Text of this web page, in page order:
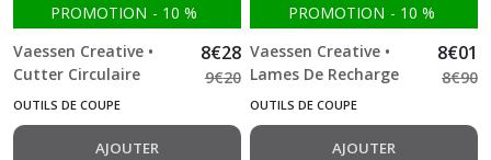
PROMOTION - 10 %
Vaessen Creative •
Cutter Circulaire
Ø32cm 3 Lames de
Rechange incluses
8€28
9€20
OUTILS DE COUPE
AJOUTER
PROMOTION - 10 %
Vaessen Creative •
Lames De Recharge
Pour cutter circulaire 6
Pièces
8€01
8€90
OUTILS DE COUPE
AJOUTER